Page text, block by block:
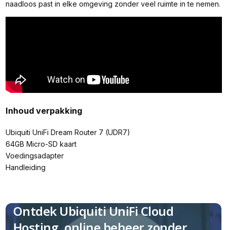
naadloos past in elke omgeving zonder veel ruimte in te nemen.
Inhoud verpakking
Ubiquiti UniFi Dream Router 7 (UDR7)
64GB Micro-SD kaart
Voedingsadapter
Handleiding
Ontdek Ubiquiti UniFi Cloud